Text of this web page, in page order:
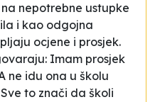
nepotrebne ustupke
i kao odgojna
ocjene i prosjek.
Imam prosjek
ne idu ona u školu
to znači da školi